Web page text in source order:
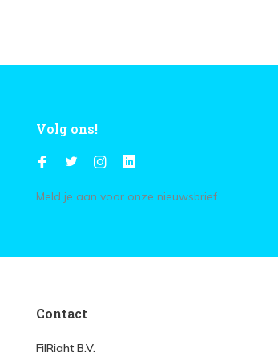
Volg ons!
Meld je aan voor onze nieuwsbrief
Contact
FilRight B.V.